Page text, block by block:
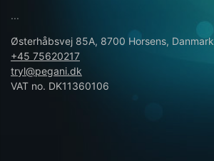
...
Østerhåbsvej 85A, 8700 Horsens, Danmark
+45 75620217
tryl@pegani.dk
VAT no. DK11360106